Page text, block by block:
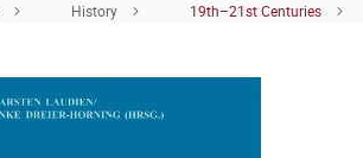
History 19th–21st Centuries